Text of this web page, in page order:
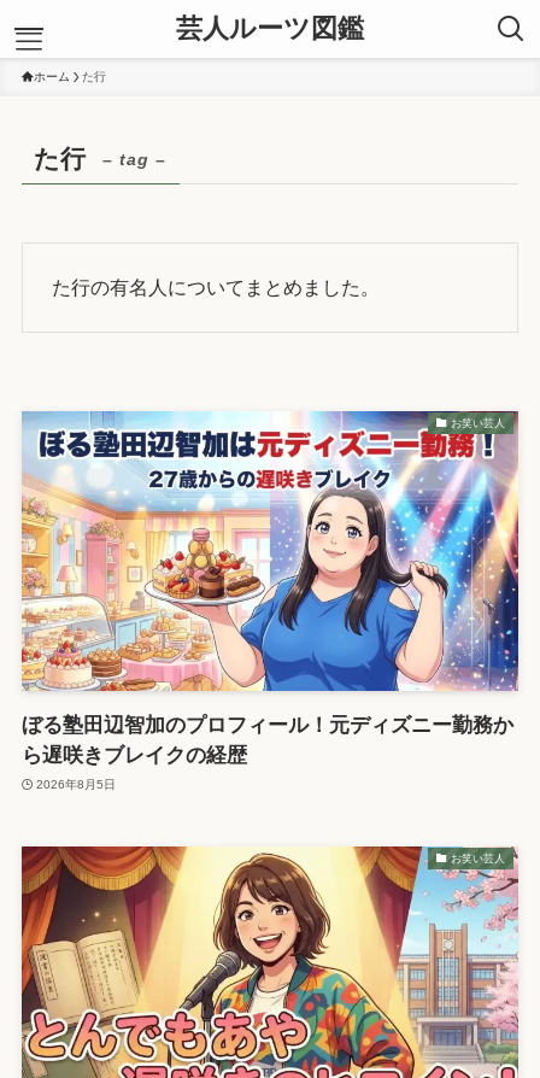
お笑い芸人
あ行
さ行
な行
わ行
運営者プロフィール
お問い合わせ
信頼できる情報源
サイトマップ
プライバシーポリシー
芸人ルーツ図鑑
ホーム た行
た行 – tag –
た行の有名人についてまとめました。
お笑い芸人
ぼる塾田辺智加のプロフィール！元ディズニー勤務か
ら遅咲きブレイクの経歴
2026年8月5日
お笑い芸人